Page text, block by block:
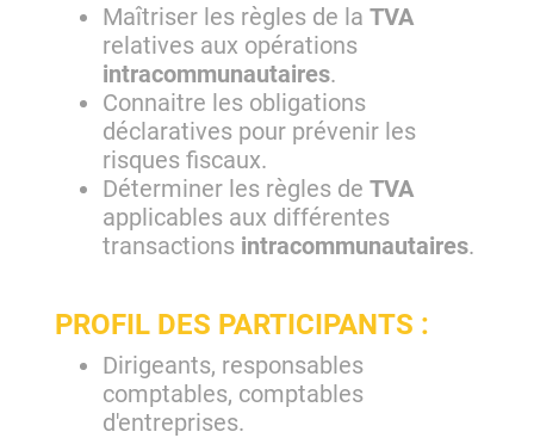
Maîtriser les règles de la TVA
relatives aux opérations
intracommunautaires.
Connaitre les obligations
déclaratives pour prévenir les
risques fiscaux.
Déterminer les règles de TVA
applicables aux différentes
transactions intracommunautaires.
PROFIL DES PARTICIPANTS :
Dirigeants, responsables
comptables, comptables
d'entreprises.